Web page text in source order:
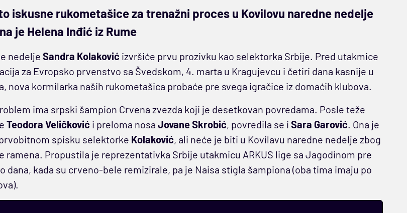
iskusne rukometašice za trenažni proces u Kovilovu naredne nedelje
je Helena Inđić iz Rume
nedelje Sandra Kolaković izvršiće prvu prozivku kao selektorka Srbije. Pred utakmice
za Evropsko prvenstvo sa Švedskom, 4. marta u Kragujevcu i četiri dana kasnije u
nova kormilarka naših rukometašica probaće pre svega igračice iz domaćih klubova.
ima srpski šampion Crvena zvezda koji je desetkovan povredama. Posle teže
Teodora Veličković i preloma nosa Jovane Skrobić, povredila se i Sara Garović. Ona je
spisku selektorke Kolaković, ali neće je biti u Kovilavu naredne nedelje zbog
ramena. Propustila je reprezentativka Srbije utakmicu ARKUS lige sa Jagodinom pre
dana, kada su crveno-bele remizirale, pa je Naisa stigla šampiona (oba tima imaju po